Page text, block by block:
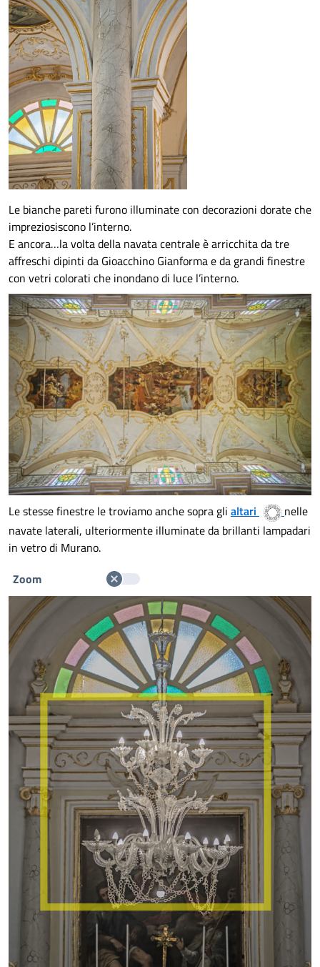
Le bianche pareti furono illuminate con decorazioni dorate che
impreziosiscono l’interno.
E ancora…la volta della navata centrale è arricchita da tre
affreschi dipinti da Gioacchino Gianforma e da grandi finestre
con vetri colorati che inondano di luce l’interno.
Le stesse finestre le troviamo anche sopra gli altari
nelle
navate laterali, ulteriormente illuminate da brillanti lampadari
in vetro di Murano.
Zoom